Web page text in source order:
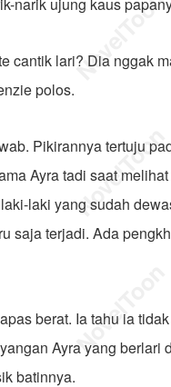
cantik lari? Dia nggak
polos.
Pikirannya tertuju
Ayra tadi saat
laki yang sudah
saja terjadi. Ada
berat. Ia tahu ia
Ayra yang berlari
batinnya.